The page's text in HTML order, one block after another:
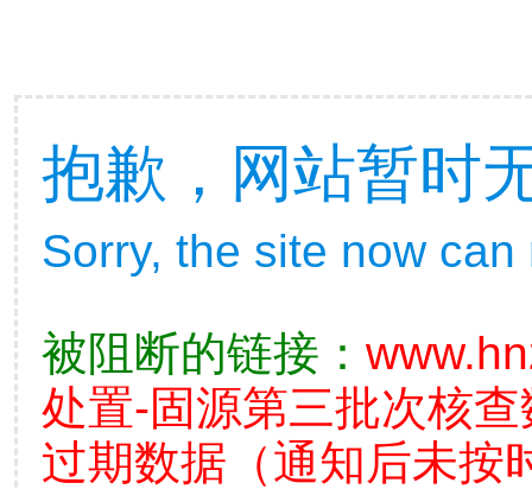
抱歉，网站暂时
Sorry, the site now
被阻断的链接：
处置-固源第三批次核
过期数据（通知后未按